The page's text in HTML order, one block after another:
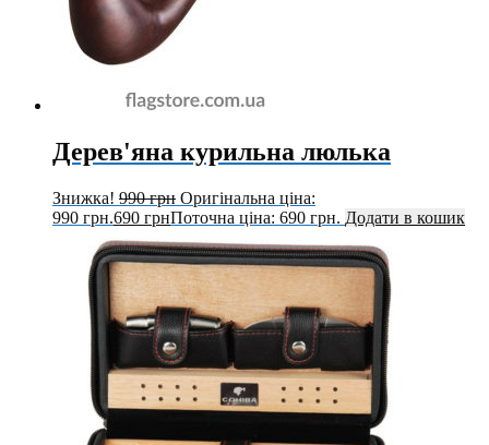
Дерев'яна курильна люлька
Знижка! 990грн Оригінальна ціна:
990 грн.690 грнПоточна ціна: 690 грн. Додати в кошик